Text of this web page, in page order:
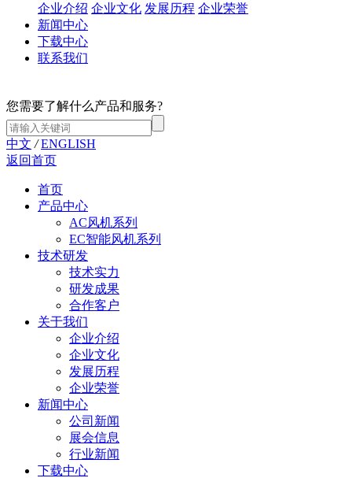
企业介绍 企业文化 发展历程 企业荣誉
新闻中心
下载中心
联系我们
您需要了解什么产品和服务?
中文 / ENGLISH
返回首页
首页
产品中心
AC风机系列
EC智能风机系列
技术研发
技术实力
研发成果
合作客户
关于我们
企业介绍
企业文化
发展历程
企业荣誉
新闻中心
公司新闻
展会信息
行业新闻
下载中心